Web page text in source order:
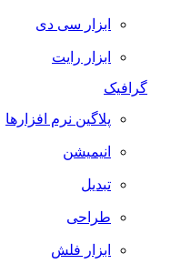
ابزار سی دی
ابزار رایت
گرافیک
پلاگین نرم افزارها
انیمیشن
تبدیل
طراحی
ابزار فلش